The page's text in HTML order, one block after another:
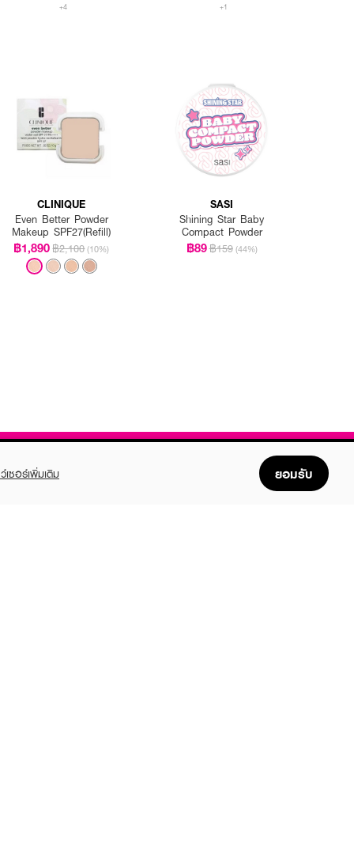
+4 +1
CLINIQUE
Even Better Powder
Makeup SPF27(Refill)
฿1,890฿2,100 (10%)
SASI
Shining Star Baby
Compact Powder
฿89฿159 (44%)
เซอร์เพิ่มเติม ยอมรับ